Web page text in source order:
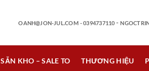
OANH@JON-JUL.COM - 0394737110 -
SẴN KHO – SALE TO THƯƠNG HIỆU